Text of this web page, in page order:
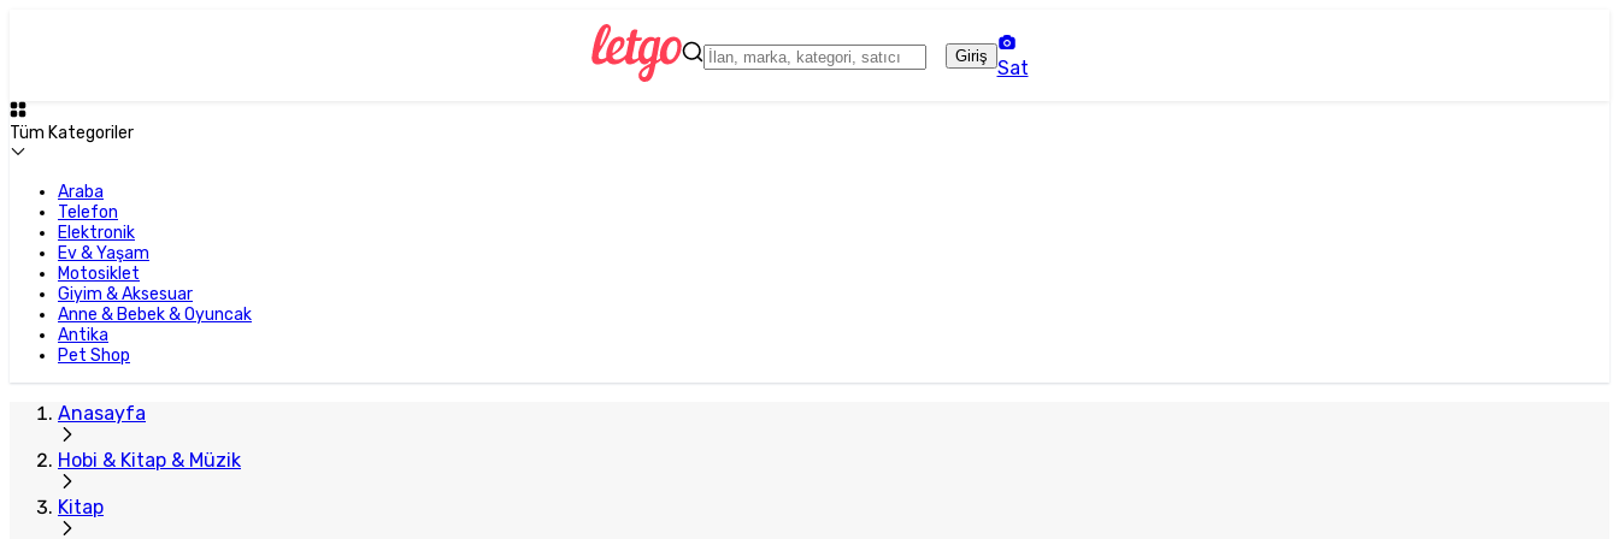
Giriş
Sat
Tüm Kategoriler
Araba
Telefon
Elektronik
Ev & Yaşam
Motosiklet
Giyim & Aksesuar
Anne & Bebek & Oyuncak
Antika
Pet Shop
Anasayfa
Hobi & Kitap & Müzik
Kitap